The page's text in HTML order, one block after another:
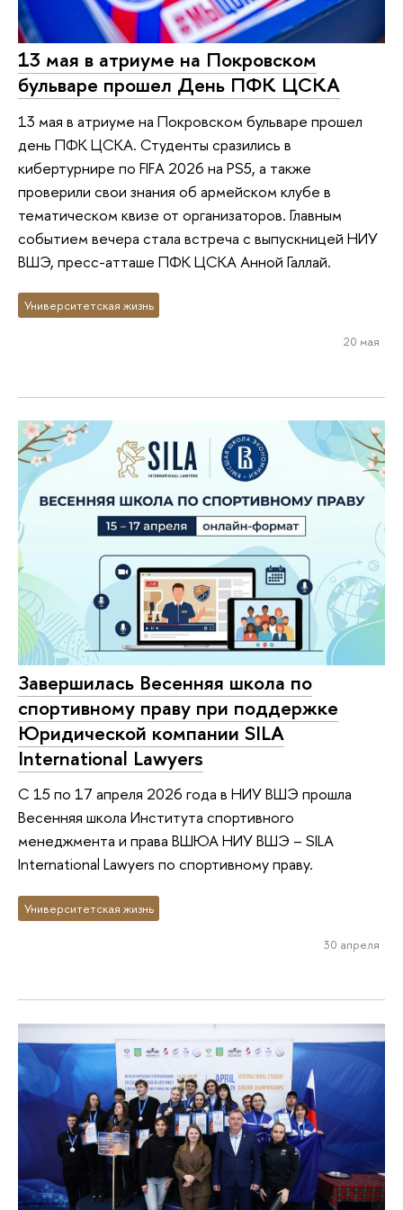
13 мая в атриуме на Покровском
бульваре прошел День ПФК ЦСКА
13 мая в атриуме на Покровском бульваре прошел
день ПФК ЦСКА. Студенты сразились в
кибертурнире по FIFA 2026 на PS5, а также
проверили свои знания об армейском клубе в
тематическом квизе от организаторов. Главным
событием вечера стала встреча с выпускницей НИУ
ВШЭ, пресс-атташе ПФК ЦСКА Анной Галлай.
Университетская жизнь
20 мая
Завершилась Весенняя школа по
спортивному праву при поддержке
Юридической компании SILA
International Lawyers
С 15 по 17 апреля 2026 года в НИУ ВШЭ прошла
Весенняя школа Института спортивного
менеджмента и права ВШЮА НИУ ВШЭ – SILA
International Lawyers по спортивному праву.
Университетская жизнь
30 апреля